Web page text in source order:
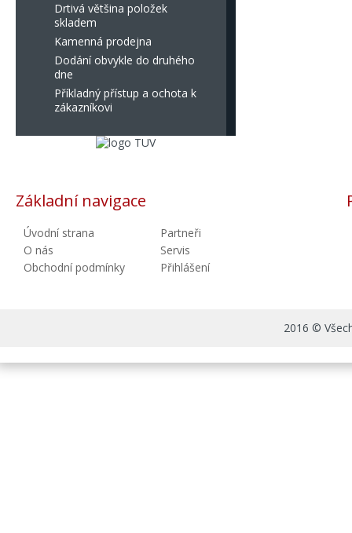
Drtivá většina položek
skladem
Kamenná prodejna
Dodání obvykle do druhého
dne
Příkladný přístup a ochota k
zákazníkovi
Základní navigace
Úvodní strana
O nás
Obchodní podmínky
Partneři
Servis
Přihlášení
2016 ©